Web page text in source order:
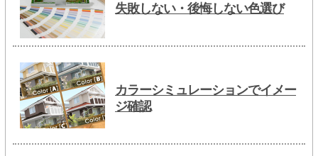
失敗しない・後悔しない色選び
カラーシミュレーションでイメー
ジ確認